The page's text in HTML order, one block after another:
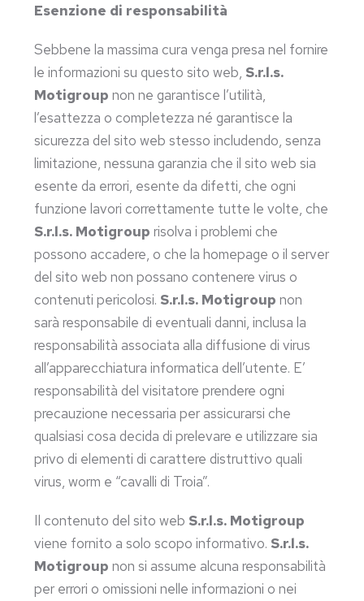
Esenzione di responsabilità
Sebbene la massima cura venga presa nel fornire
le informazioni su questo sito web, S.r.l.s.
Motigroupnon ne garantisce l’utilità,
l’esattezza o completezza né garantisce la
sicurezza del sito web stesso includendo, senza
limitazione, nessuna garanzia che il sito web sia
esente da errori, esente da difetti, che ogni
funzione lavori correttamente tutte le volte, che
S.r.l.s. Motigrouprisolva i problemi che
possono accadere, o che la homepage o il server
del sito web non possano contenere virus o
contenuti pericolosi. S.r.l.s. Motigroupnon
sarà responsabile di eventuali danni, inclusa la
responsabilità associata alla diffusione di virus
all’apparecchiatura informatica dell’utente. E’
responsabilità del visitatore prendere ogni
precauzione necessaria per assicurarsi che
qualsiasi cosa decida di prelevare e utilizzare sia
privo di elementi di carattere distruttivo quali
virus, worm e “cavalli di Troia”.
Il contenuto del sito web S.r.l.s. Motigroup
viene fornito a solo scopo informativo. S.r.l.s.
Motigroupnon si assume alcuna responsabilità
per errori o omissioni nelle informazioni o nei